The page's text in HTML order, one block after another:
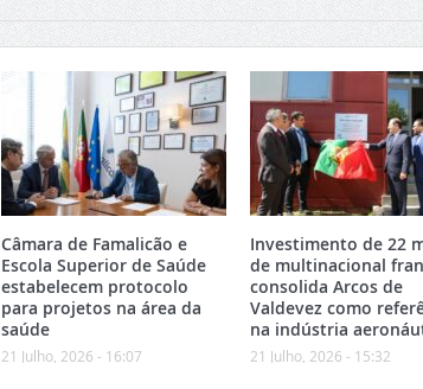
Câmara de Famalicão e
Escola Superior de Saúde
estabelecem protocolo
para projetos na área da
saúde
21 Julho, 2026 - 16:07
Investimento de 22
de multinacional
consolida Arcos de
Valdevez como
na indústria
21 Julho, 2026 - 15:32